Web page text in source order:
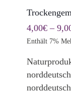
4,00€ –
Enthält 7%